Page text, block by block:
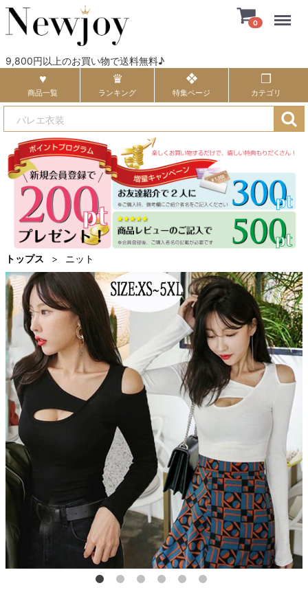
9,800円以上のお買い物で送料無料♪
0
商品一覧 ランキング 特集ページ カテゴリ
トップス ニット